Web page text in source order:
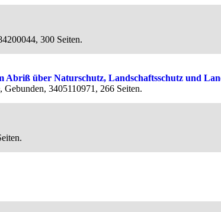
300 Seiten.
über Naturschutz, Landschaftsschutz und
3405110971, 266 Seiten.